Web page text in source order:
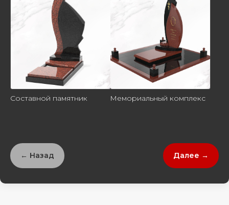
Составной памятник Мемориальный комплекс
← Назад Далее →